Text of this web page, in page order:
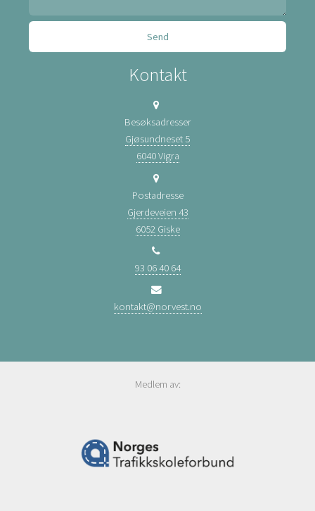
Kontakt
Besøksadresser
Gjøsundneset 5
6040 Vigra
Postadresse
Gjerdeveien 43
6052 Giske
93 06 40 64
kontakt@norvest.no
Medlem av: